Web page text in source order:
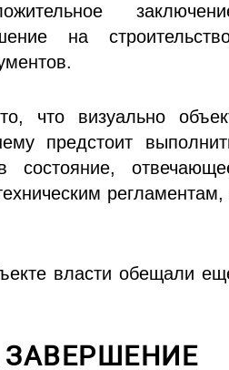
на
что визуально
предстоит
регламентам,
власти обещали